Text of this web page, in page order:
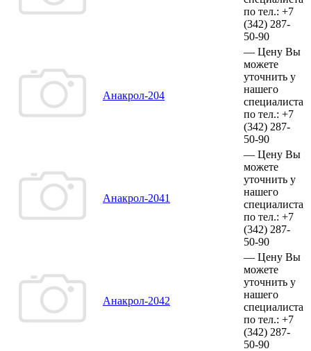
по тел.: +7
(342) 287-
50-90
Анакрол-204
— Цену Вы
можете
уточнить у
нашего
специалиста
по тел.: +7
(342) 287-
50-90
Анакрол-2041
— Цену Вы
можете
уточнить у
нашего
специалиста
по тел.: +7
(342) 287-
50-90
Анакрол-2042
— Цену Вы
можете
уточнить у
нашего
специалиста
по тел.: +7
(342) 287-
50-90